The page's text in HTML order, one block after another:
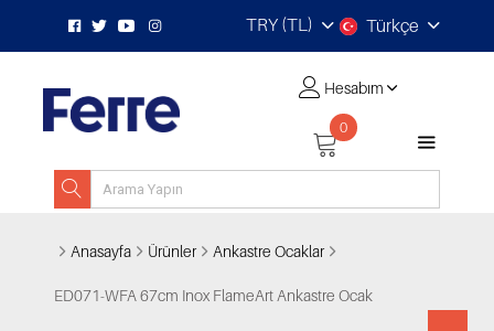
TRY (TL) Türkçe
Hesabım
0
Anasayfa Ürünler Ankastre Ocaklar
ED071-WFA 67cm Inox FlameArt Ankastre Ocak